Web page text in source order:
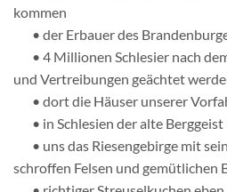
kommen
• der Erbauer des
• 4 Millionen Schlesier nach
und Vertreibungen geächtet
• dort die Häuser unserer
• in Schlesien der alte Berggeist
• uns das Riesengebirge mit
schroffen Felsen und gemütlichen